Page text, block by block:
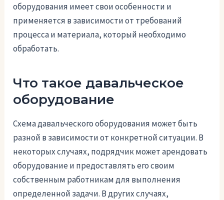
оборудования имеет свои особенности и
применяется в зависимости от требований
процесса и материала, который необходимо
обработать.
Что такое давальческое
оборудование
Схема давальческого оборудования может быть
разной в зависимости от конкретной ситуации. В
некоторых случаях, подрядчик может арендовать
оборудование и предоставлять его своим
собственным работникам для выполнения
определенной задачи. В других случаях,